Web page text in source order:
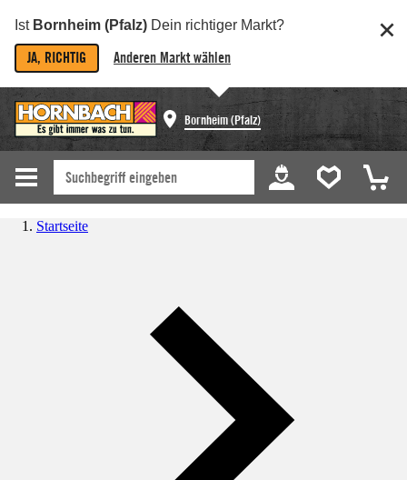
Ist Bornheim (Pfalz) Dein richtiger Markt?
JA, RICHTIG Anderen Markt wählen
Bornheim (Pfalz)
Startseite